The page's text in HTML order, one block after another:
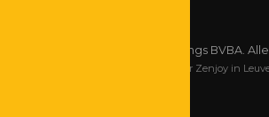
© Copyright 2026 Schoenen Ruytings BVBA.
door Zenjoy in